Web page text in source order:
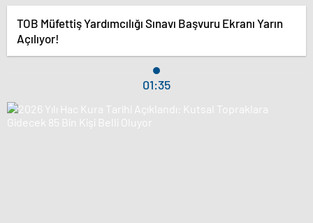
TOB Müfettiş Yardımcılığı Sınavı Başvuru Ekranı Yarın
Açılıyor!
01:35